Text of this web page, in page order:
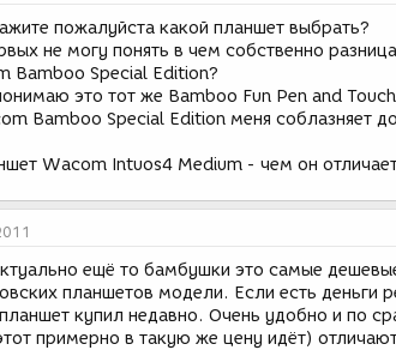
пожалуйста какой планшет выбрать?
не могу понять в чем собственно
Bamboo Special Edition?
это тот же Bamboo Fun Pen and
Bamboo Special Edition меня соблазняет
Wacom Intuos4 Medium - чем он
ещё то бамбушки это самые
планшетов модели. Если есть
купил недавно. Очень удобно и по
примерно в такую же цену идёт)